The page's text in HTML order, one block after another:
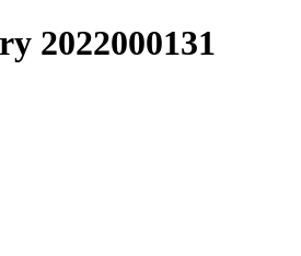
2022000131